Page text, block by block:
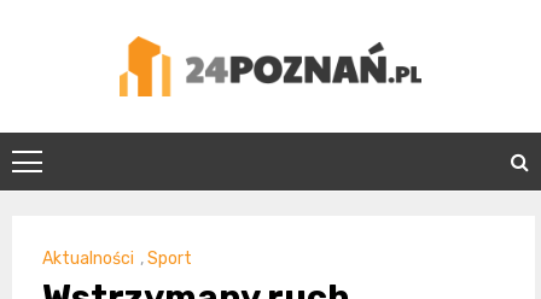
24Poznań.pl
Aktualności ,Sport